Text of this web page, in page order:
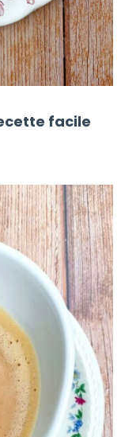
facile